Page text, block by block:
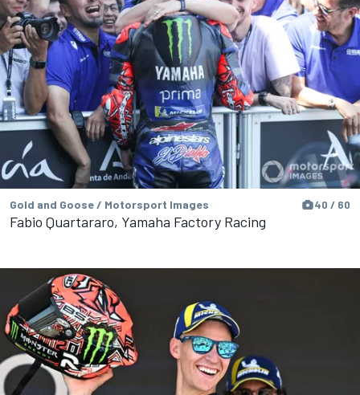
Gold and Goose / Motorsport Images 40 / 60
Fabio Quartararo, Yamaha Factory Racing